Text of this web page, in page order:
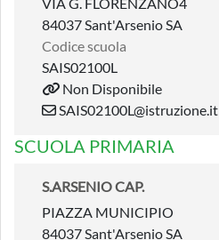
84037 Sant'Arsenio SA
Codice scuola
SAIS02100L
Non Disponibile
SAIS02100L@istruzione.it
SCUOLA PRIMARIA
S.ARSENIO CAP.
PIAZZA MUNICIPIO
84037 Sant'Arsenio SA